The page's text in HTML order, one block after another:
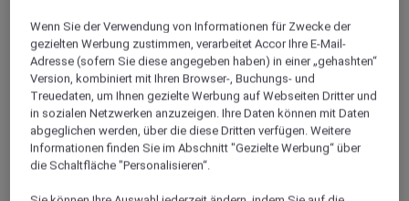
Medina können Sie mit Mövenpick Hotels & Resorts
alles in Erfahrung bringen, was die Stadt zu bieten
hat. Das preisgekrönte 5-Sterne-Hotel Mövenpick
Madinah ist nur wenige Minuten von der Heiligen
Moschee, Al Rawda Al Sharifa und Al Baqie entfernt.
Das familienfreundliche Mövenpick Hotel Anwar al
Madinah ist heute das grösste Hotel von Medina und
Wenn Sie der Verwendung von Informationen für Zwecke der
gezielten Werbung zustimmen, verarbeitet Accor Ihre E-Mail-
Adresse (sofern Sie diese angegeben haben) in einer „gehashten“
Version, kombiniert mit Ihren Browser-, Buchungs- und
Treuedaten, um Ihnen gezielte Werbung auf Webseiten Dritter und
in sozialen Netzwerken anzuzeigen. Ihre Daten können mit Daten
abgeglichen werden, über die diese Dritten verfügen. Weitere
Informationen finden Sie im Abschnitt "Gezielte Werbung“ über
die Schaltfläche "Personalisieren“.